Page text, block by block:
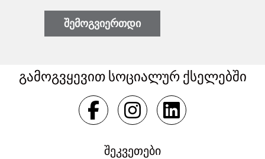
შემოგვიერთდი
გამოგვყევით სოციალურ ქსელებში
შეკვეთები